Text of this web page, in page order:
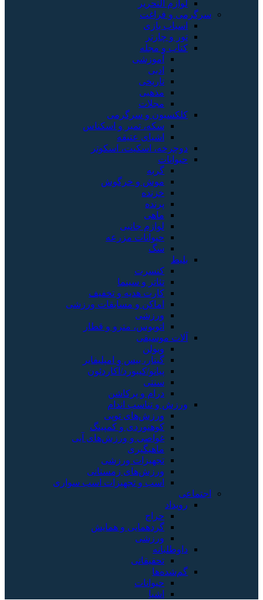
لوازم التحریر
سرگرمی و فراغت
اسباب‌ بازی
تور و چارتر
کتاب و مجله
آموزشی
ادبی
تاریخی
مذهبی
مجلات
کلکسیون و سرگرمی
سکه، تمبر و اسکناس
اشیای عتیقه
دوچرخه، اسکیت، اسکوتر
حیوانات
گربه
موش و خرگوش
خزنده
پرنده
ماهی
لوازم جانبی
حیوانات مزرعه
سگ
بلیط
کنسرت
تئاتر و سینما
کارت هدیه و تخفیف
اماکن و مسابقات ورزشی
ورزشی
اتوبوس، مترو و قطار
آلات موسیقی
ویولن
گیتار، بیس و امپلیفایر
پیانو/کیبورد/آکاردئون
سنتی
درام و پرکاشن
ورزش و تناسب اندام
ورزش‌های توپی
کوهنوردی و کمپینگ
غواصی و ورزش‌های آبی
ماهیگیری
تجهیزات ورزشی
ورزش‌های زمستانی
اسب و تجهیزات اسب سواری
اجتماعی
رویداد
حراج
گردهمایی و همایش
ورزشی
داوطلبانه
تحقیقاتی
گم‌شده‌ها
حیوانات
اشیا